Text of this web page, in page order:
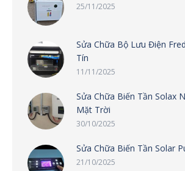
25/11/2025
Sửa Chữa Bộ Lưu Điện
Tín
11/11/2025
Sửa Chữa Biến Tần Solax
Mặt Trời
30/10/2025
Sửa Chữa Biến Tần Solar
21/10/2025